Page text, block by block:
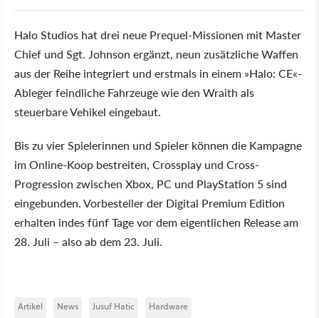
Halo Studios hat drei neue Prequel-Missionen mit Master
Chief und Sgt. Johnson ergänzt, neun zusätzliche Waffen
aus der Reihe integriert und erstmals in einem »Halo: CE«-
Ableger feindliche Fahrzeuge wie den Wraith als
steuerbare Vehikel eingebaut.
Bis zu vier Spielerinnen und Spieler können die Kampagne
im Online-Koop bestreiten, Crossplay und Cross-
Progression zwischen Xbox, PC und PlayStation 5 sind
eingebunden. Vorbesteller der Digital Premium Edition
erhalten indes fünf Tage vor dem eigentlichen Release am
28. Juli – also ab dem 23. Juli.
Artikel News Jusuf Hatic Hardware